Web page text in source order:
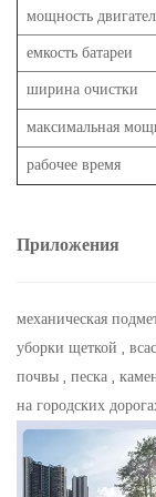
мощность
емкость батареи
ширина очистки
максимальная
рабочее время
Приложения
механическая
уборки щеткой ,
почвы , песка ,
на городских